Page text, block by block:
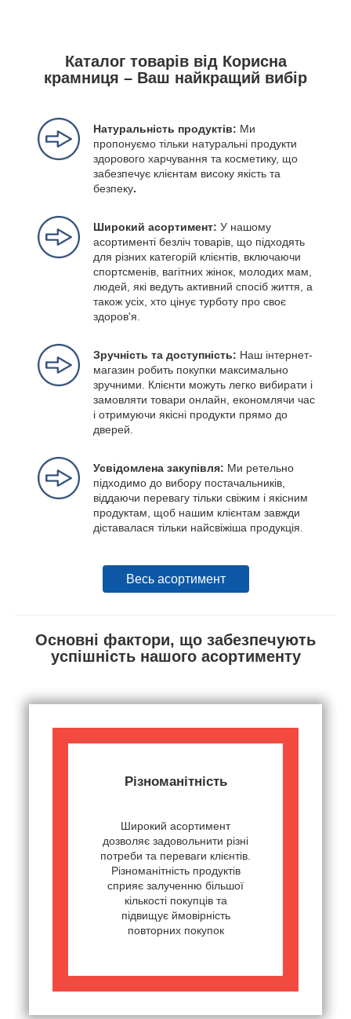
Каталог товарів від Корисна
крамниця – Ваш найкращий вибір
Натуральність продуктів: Ми
пропонуємо тільки натуральні продукти
здорового харчування та косметику, що
забезпечує клієнтам високу якість та
безпеку.
Широкий асортимент: У нашому
асортименті безліч товарів, що підходять
для різних категорій клієнтів, включаючи
спортсменів, вагітних жінок, молодих мам,
людей, які ведуть активний спосіб життя, а
також усіх, хто цінує турботу про своє
здоров'я.
Зручність та доступність: Наш інтернет-
магазин робить покупки максимально
зручними. Клієнти можуть легко вибирати і
замовляти товари онлайн, економлячи час
і отримуючи якісні продукти прямо до
дверей.
Усвідомлена закупівля: Ми ретельно
підходимо до вибору постачальників,
віддаючи перевагу тільки свіжим і якісним
продуктам, щоб нашим клієнтам завжди
діставалася тільки найсвіжіша продукція.
Весь асортимент
Основні фактори, що забезпечують
успішність нашого асортименту
Різноманітність
Широкий асортимент
дозволяє задовольнити різні
потреби та переваги клієнтів.
Різноманітність продуктів
сприяє залученню більшої
кількості покупців та
підвищує ймовірність
повторних покупок